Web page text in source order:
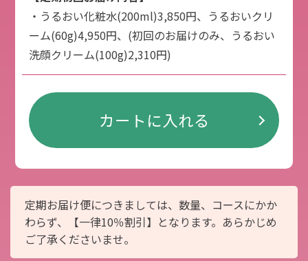
・うるおい化粧水(200ml)3,850円、うるおいクリ
ーム(60g)4,950円、(初回のお届けのみ、うるおい
洗顔クリーム(100g)2,310円)
カートに入れる
定期お届け便につきましては、数量、コースにかか
わらず、【一律10％割引】となります。あらかじめ
ご了承くださいませ。